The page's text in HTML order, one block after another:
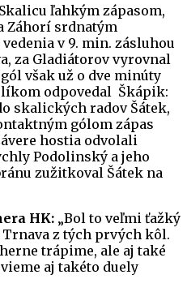
ľahkým zápasom,
Záhorí srdnatým
v 9. min. zásluhou
za Gladiátorov vyrovnal
však už o dve minúty
odpovedal Škápik:
skalických radov Šátek,
gólom zápas
hostia odvolali
Podolinský a jeho
zužitkoval Šátek na
HK: „Bol to veľmi ťažký
Trnava z tých prvých kôl.
trápime, ale aj také
aj takéto duely